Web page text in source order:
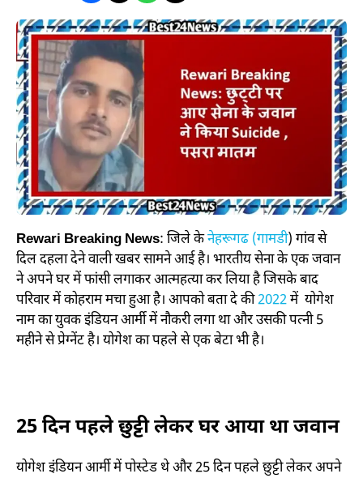
Rewari Breaking News: जिले केनेहरूगढ (गामडी) गांव से
दिल दहला देने वाली खबर सामने आई है। भारतीय सेना के एक जवान
ने अपने घर में फांसी लगाकर आत्महत्या कर लिया है जिसके बाद
परिवार में कोहराम मचा हुआ है। आपको बता दे की2022में योगेश
नाम का युवक इंडियन आर्मी में नौकरी लगा था और उसकी पत्नी 5
महीने से प्रेग्नेंट है। योगेश का पहले से एक बेटा भी है।
25 दिन पहले छुट्टी लेकर घर आया था जवान
योगेश इंडियन आर्मी में पोस्टेड थे और 25 दिन पहले छुट्टी लेकर अपने